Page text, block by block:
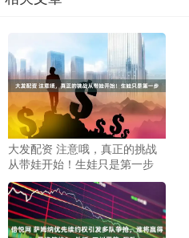
大发配资 注意哦，真正的挑战
从带娃开始！生娃只是第一步